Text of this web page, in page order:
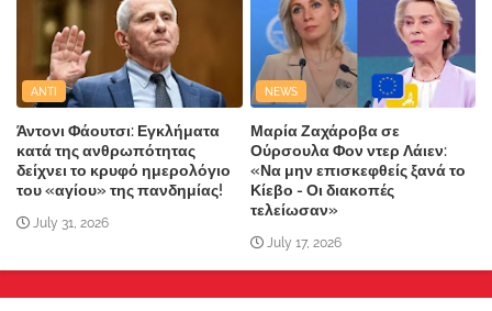
ANTI
Άντονι Φάουτσι: Εγκλήματα
κατά της ανθρωπότητας
δείχνει το κρυφό ημερολόγιο
του «αγίου» της πανδημίας!
July 31, 2026
NEWS
Μαρία Ζαχάροβα σε
Ούρσουλα Φον ντερ Λάιεν:
«Να μην επισκεφθείς ξανά το
Κίεβο - Οι διακοπές
τελείωσαν»
July 17, 2026